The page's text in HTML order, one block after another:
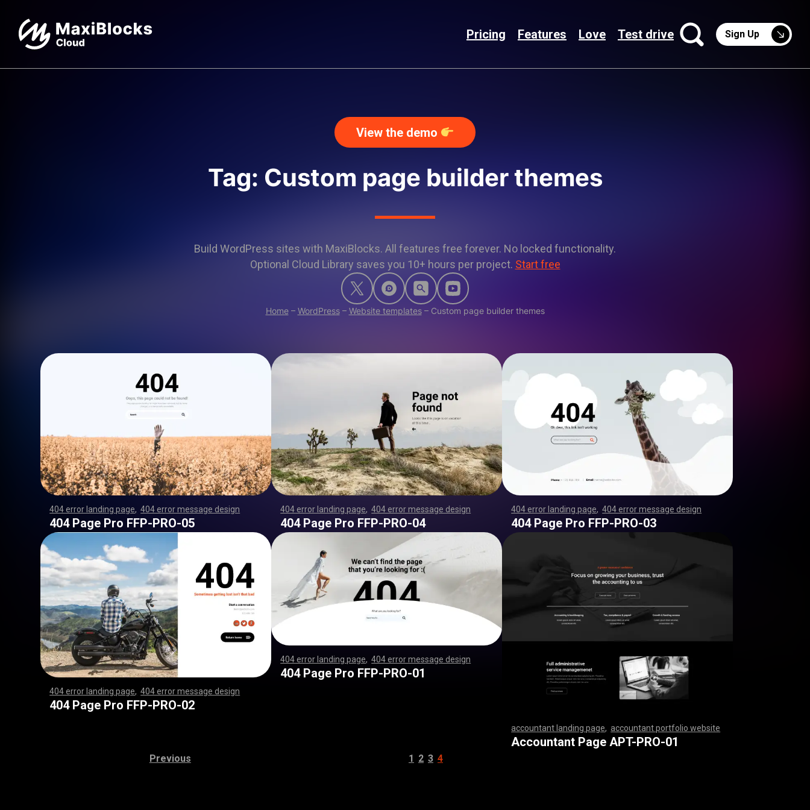
Pricing Features Love Test drive Sign Up
View the demo
Tag: Custom page builder themes
Build WordPress sites with MaxiBlocks. All features free forever. No locked functionality.
Optional Cloud Library saves you 10+ hours per project. Start free
Home– WordPress– Website templates– Custom page builder themes
404 error landing page ,404 error message design
,,,,,,,,,,,,,,,,,,,,,,,,, ,,,,,,,,,,,,,,,,,,,,,,,,,,,,
,,,,,,,,,,,,,,,,,,,,,,,,, ,,,,,,,,,,,,,,,,,,,,,,,,,,,,
,,,,,,,,,,,,,,,,,,,,,,,,, ,,,,,,,,,,,,,,,,,,,,,,,,,,,,
,,,,,,,,,,,,,,,,,,,,,,,,, ,,,,,,,,,,,,,,,,,,,,,,,,,,,,
,,,,,,,,,,,,,,,,,,,,,,,,, ,,,,,,,,,,,,,,,,,,,,,,,,,,,,
,,,,,,,,,,,,,,,,,,,,,,,,, ,,,,,,,,,,,,,,,,,,,,,,,,,,,,
,,,,,,,,,,,,,,,,,,,,,,,,, ,,,,,,,,,,,,,,,,,,,,,,,,,,,,
,,,,,,,,,,,,,,,,,,,,,,,,, ,,,,,,,,,,,,,,,,,,,,,,,,,,,,
,,,,,,,,,,,,,,,,,,,,,,
404 Page Pro FFP-PRO-05
404 error landing page ,404 error message design
,,,,,,,,,,,,,,,,,,,,,,,,, ,,,,,,,,,,,,,,,,,,,,,,,,,,,,
,,,,,,,,,,,,,,,,,,,,,,,,, ,,,,,,,,,,,,,,,,,,,,,,,,,,,,
,,,,,,,,,,,,,,,,,,,,,,,,, ,,,,,,,,,,,,,,,,,,,,,,,,,,,,
,,,,,,,,,,,,,,,,,,,,,,,,, ,,,,,,,,,,,,,,,,,,,,,,,,,,,,
,,,,,,,,,,,,,,,,,,,,,,,,, ,,,,,,,,,,,,,,,,,,,,,,,,,,,,
,,,,,,,,,,,,,,,,,,,,,,,,, ,,,,,,,,,,,,,,,,,,,,,,,,,,,,
,,,,,,,,,,,,,,,,,,,,,,,,, ,,,,,,,,,,,,,,,,,,,,,,,,,,,,
,,,,,,,,,,,,,,,,,,,,,,,,, ,,,,,,,,,,,,,,,,,,,,,,,,,,,,
,,,,,,,,,,,,,,,,,,,,,,
404 Page Pro FFP-PRO-04
404 error landing page ,404 error message design
,,,,,,,,,,,,,,,,,,,,,,,,, ,,,,,,,,,,,,,,,,,,,,,,,,,,,,
,,,,,,,,,,,,,,,,,,,,,,,,, ,,,,,,,,,,,,,,,,,,,,,,,,,,,,
,,,,,,,,,,,,,,,,,,,,,,,,, ,,,,,,,,,,,,,,,,,,,,,,,,,,,,
,,,,,,,,,,,,,,,,,,,,,,,,, ,,,,,,,,,,,,,,,,,,,,,,,,,,,,
,,,,,,,,,,,,,,,,,,,,,,,,, ,,,,,,,,,,,,,,,,,,,,,,,,,,,,
,,,,,,,,,,,,,,,,,,,,,,,,, ,,,,,,,,,,,,,,,,,,,,,,,,,,,,
,,,,,,,,,,,,,,,,,,,,,,,,, ,,,,,,,,,,,,,,,,,,,,,,,,,,,,
,,,,,,,,,,,,,,,,,,,,,,,,, ,,,,,,,,,,,,,,,,,,,,,,,,,,,,
,,,,,,,,,,,,,,,,,,,,,,
404 Page Pro FFP-PRO-03
404 error landing page ,404 error message design
,,,,,,,,,,,,,,,,,,,,,,,,, ,,,,,,,,,,,,,,,,,,,,,,,,,,,,
,,,,,,,,,,,,,,,,,,,,,,,,, ,,,,,,,,,,,,,,,,,,,,,,,,,,,,
,,,,,,,,,,,,,,,,,,,,,,,,, ,,,,,,,,,,,,,,,,,,,,,,,,,,,,
,,,,,,,,,,,,,,,,,,,,,,,,, ,,,,,,,,,,,,,,,,,,,,,,,,,,,,
,,,,,,,,,,,,,,,,,,,,,,,,, ,,,,,,,,,,,,,,,,,,,,,,,,,,,,
,,,,,,,,,,,,,,,,,,,,,,,,, ,,,,,,,,,,,,,,,,,,,,,,,,,,,,
,,,,,,,,,,,,,,,,,,,,,,,,, ,,,,,,,,,,,,,,,,,,,,,,,,,,,,
,,,,,,,,,,,,,,,,,,,,,,,,, ,,,,,,,,,,,,,,,,,,,,,,,,,,,,
,,,,,,,,,,,,,,,,,,,,,,
404 Page Pro FFP-PRO-02
404 error landing page ,404 error message design
,,,,,,,,,,,,,,,,,,,,,,,,, ,,,,,,,,,,,,,,,,,,,,,,,,,,,,
,,,,,,,,,,,,,,,,,,,,,,,,, ,,,,,,,,,,,,,,,,,,,,,,,,,,,,
,,,,,,,,,,,,,,,,,,,,,,,,, ,,,,,,,,,,,,,,,,,,,,,,,,,,,,
,,,,,,,,,,,,,,,,,,,,,,,,, ,,,,,,,,,,,,,,,,,,,,,,,,,,,,
,,,,,,,,,,,,,,,,,,,,,,,,, ,,,,,,,,,,,,,,,,,,,,,,,,,,,,
,,,,,,,,,,,,,,,,,,,,,,,,, ,,,,,,,,,,,,,,,,,,,,,,,,,,,,
,,,,,,,,,,,,,,,,,,,,,,,,, ,,,,,,,,,,,,,,,,,,,,,,,,,,,,
,,,,,,,,,,,,,,,,,,,,,,,,, ,,,,,,,,,,,,,,,,,,,,,,,,,,,,
,,,,,,,,,,,,,,,,,,,,,,
404 Page Pro FFP-PRO-01
accountant landing page ,accountant portfolio website
,,,,,,,,,,,,,,,,,,,,,,,,,,, ,,,,,,,,,,,,,,,,,,,,,,,,,,,,,,,
,,,,,,,,,,,,,,,,,,,,,,,,,,, ,,,,,,,,,,,,,,,,,,,,,,,,,,,,,,,
,,,,,,,,,,,,,,,,,,,,,,,,,,, ,,,,,,,,,,,,,,,,,,,,,,,,,,,,,,,
,,,,,,,,,,,,,,,,,,,,,,,,,,, ,,,,,,,,,,,,,,,,,,,,,,,,,,,,,,,
,,,,,,,,,,,,,,,,,,,,,,,,,,, ,,,,,,,,,,,,,,,,,,,,,,,,,,,,,,,
,,,,,,,,,,,,,,,,,,,,,,,,,,, ,,,,,,,,,,,,,,,,,,,,,,,,,,,,,,,
,,,,,,,,,,,,,,,,,,,,,,,,,,, ,,,,,,,,,,,,,,,,,,,,,,,,,,,,,,,
,,,,,,,,,,,,,,,,,,,,,,,,,,, ,,,,,,,,,,,,,,,,,,,,,,,,,,,,,,,
,,,,,,,,,,,,,,,,,,,,
Accountant Page APT-PRO-01
Previous 1 2 3 4